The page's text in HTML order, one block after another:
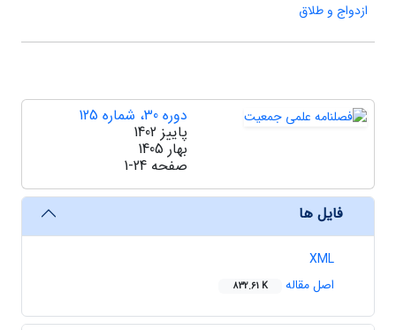
ازدواج و طلاق
دوره 30، شماره 125
پاییز 1402
بهار 1405
صفحه 1-24
فایل ها
XML
اصل مقاله
832.61 K